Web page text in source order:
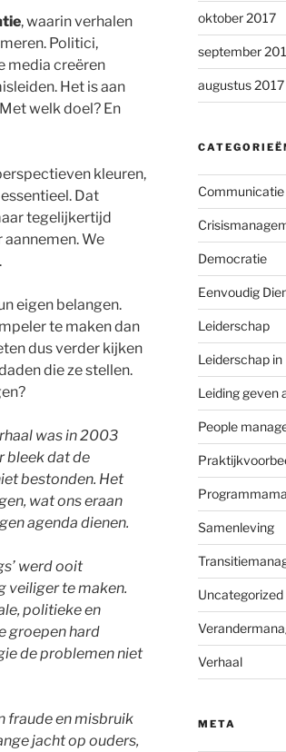
, waarin verhalen
Politici,
media creëren
Het is aan
welk doel? En
kleuren,
essentieel. Dat
tegelijkertijd
We
eigen belangen.
te maken dan
dus verder kijken
die ze stellen.
was in 2003
bleek dat de
bestonden. Het
wat ons eraan
agenda dienen.
werd ooit
veiliger te maken.
politieke en
groepen hard
de problemen niet
fraude en misbruik
jacht op ouders,
oktober 2017
september
augustus 2017
Communicatie
Democratie
Eenvoudig
Leiderschap
Leiderschap
Leiding geven
People
Samenleving
Uncategorized
Verhaal
META